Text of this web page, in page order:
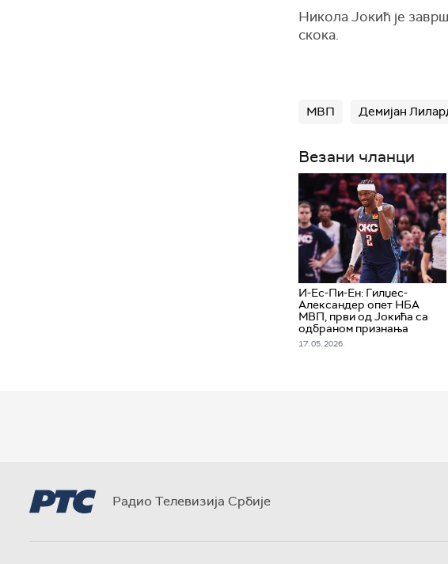
Никола Јокић је
скока.
МВП Демијан
Везани чланци
И-Ес-Пи-Ен: Гилџес-
Александер опет НБА
МВП, први од Јокића са
одбраном признања
17. 05. 2026.
Радио Телевизија Србије